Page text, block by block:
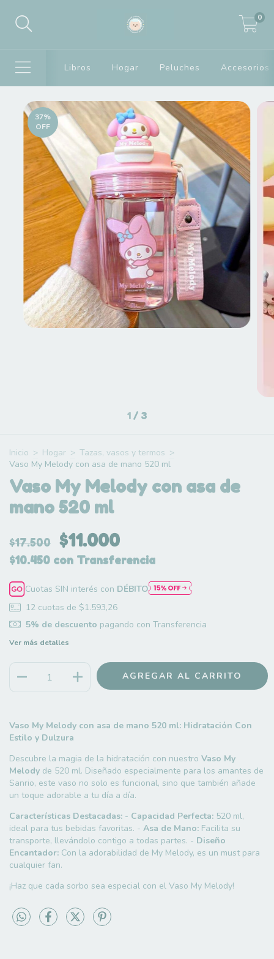
0
Libros Hogar Peluches Accesorios
37%
OFF
1 / 3
Inicio > Hogar > Tazas, vasos y termos >
Vaso My Melody con asa de mano 520 ml
Vaso My Melody con asa de
mano 520 ml
$17.500 $11.000
$10.450 con Transferencia
Cuotas SIN interés con DÉBITO
12 cuotas de $1.593,26
5% de descuento pagando con Transferencia
Ver más detalles
Vaso My Melody con asa de mano 520 ml: Hidratación Con
Estilo y Dulzura
Descubre la magia de la hidratación con nuestro Vaso My
Melody de 520 ml. Diseñado especialmente para los amantes de
Sanrio, este vaso no solo es funcional, sino que también añade
un toque adorable a tu día a día.
Características Destacadas: - Capacidad Perfecta: 520 ml,
ideal para tus bebidas favoritas. - Asa de Mano: Facilita su
transporte, llevándolo contigo a todas partes. - Diseño
Encantador: Con la adorabilidad de My Melody, es un must para
cualquier fan.
¡Haz que cada sorbo sea especial con el Vaso My Melody!